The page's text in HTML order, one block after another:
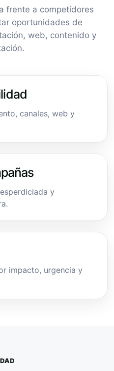
frente a competidores
oportunidades de
web, contenido y
canales, web y
y
impacto, urgencia y